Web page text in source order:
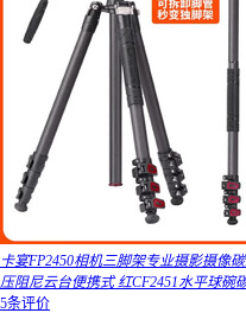
卡宴FP2450相机三脚架专业摄影摄像
压阻尼云台便携式 红CF2451水平球碗
5条评价